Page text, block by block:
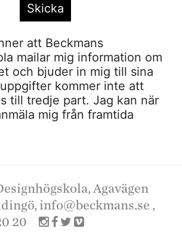
att Beckmans
mailar mig information om
och bjuder in mig till sina
kommer inte att
till tredje part. Jag kan när
mig från framtida
Agavägen
info@beckmans.se ,
20